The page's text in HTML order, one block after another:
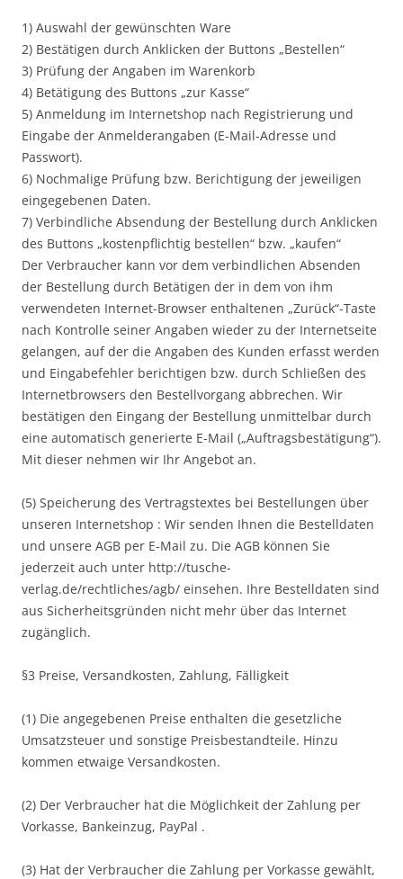
1) Auswahl der gewünschten Ware
2) Bestätigen durch Anklicken der Buttons „Bestellen“
3) Prüfung der Angaben im Warenkorb
4) Betätigung des Buttons „zur Kasse“
5) Anmeldung im Internetshop nach Registrierung und
Eingabe der Anmelderangaben (E-Mail-Adresse und
Passwort).
6) Nochmalige Prüfung bzw. Berichtigung der jeweiligen
eingegebenen Daten.
7) Verbindliche Absendung der Bestellung durch Anklicken
des Buttons „kostenpflichtig bestellen“ bzw. „kaufen“
Der Verbraucher kann vor dem verbindlichen Absenden
der Bestellung durch Betätigen der in dem von ihm
verwendeten Internet-Browser enthaltenen „Zurück“-Taste
nach Kontrolle seiner Angaben wieder zu der Internetseite
gelangen, auf der die Angaben des Kunden erfasst werden
und Eingabefehler berichtigen bzw. durch Schließen des
Internetbrowsers den Bestellvorgang abbrechen. Wir
bestätigen den Eingang der Bestellung unmittelbar durch
eine automatisch generierte E-Mail („Auftragsbestätigung“).
Mit dieser nehmen wir Ihr Angebot an.
(5) Speicherung des Vertragstextes bei Bestellungen über
unseren Internetshop : Wir senden Ihnen die Bestelldaten
und unsere AGB per E-Mail zu. Die AGB können Sie
jederzeit auch unter http://tusche-
verlag.de/rechtliches/agb/ einsehen. Ihre Bestelldaten sind
aus Sicherheitsgründen nicht mehr über das Internet
zugänglich.
§3 Preise, Versandkosten, Zahlung, Fälligkeit
(1) Die angegebenen Preise enthalten die gesetzliche
Umsatzsteuer und sonstige Preisbestandteile. Hinzu
kommen etwaige Versandkosten.
(2) Der Verbraucher hat die Möglichkeit der Zahlung per
Vorkasse, Bankeinzug, PayPal .
(3) Hat der Verbraucher die Zahlung per Vorkasse gewählt,